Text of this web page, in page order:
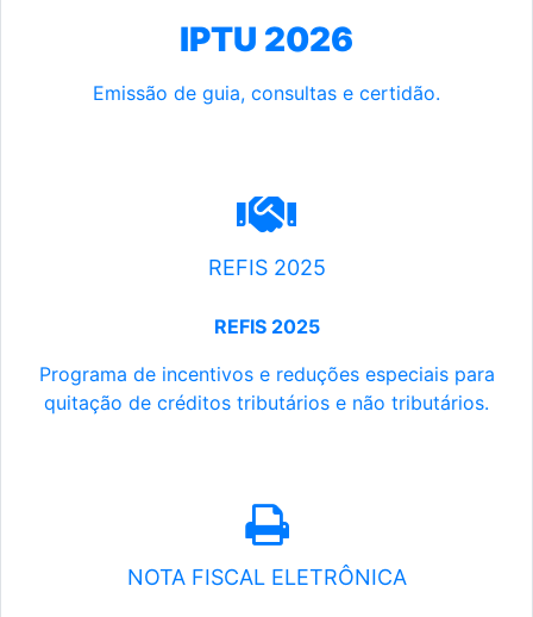
IPTU 2026
Emissão de guia, consultas e certidão.
REFIS 2025
REFIS 2025
Programa de incentivos e reduções especiais para
quitação de créditos tributários e não tributários.
NOTA FISCAL ELETRÔNICA